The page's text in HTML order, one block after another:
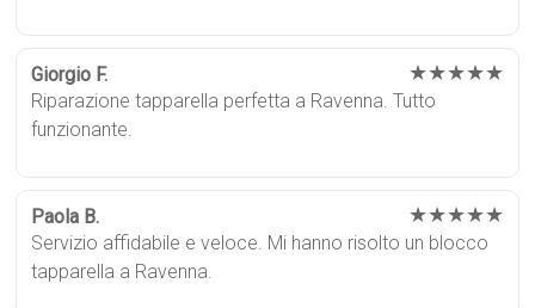
Giorgio F. ★★★★★
Riparazione tapparella perfetta a Ravenna. Tutto
funzionante.
Paola B. ★★★★★
Servizio affidabile e veloce. Mi hanno risolto un blocco
tapparella a Ravenna.